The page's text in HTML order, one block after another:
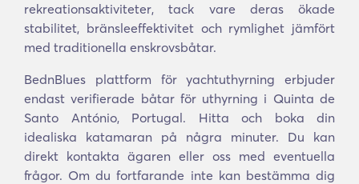
rekreationsaktiviteter, tack vare deras ökade
stabilitet, bränsleeffektivitet och rymlighet jämfört
med traditionella enskrovsbåtar.
BednBlues plattform för yachtuthyrning erbjuder
endast verifierade båtar för uthyrning i Quinta de
Santo António, Portugal. Hitta och boka din
idealiska katamaran på några minuter. Du kan
direkt kontakta ägaren eller oss med eventuella
frågor. Om du fortfarande inte kan bestämma dig